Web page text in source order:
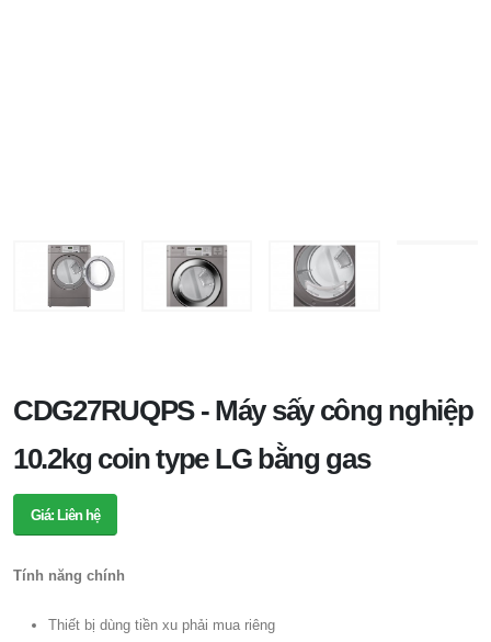
CDG27RUQPS - Máy sấy công nghiệp
10.2kg coin type LG bằng gas
Giá: Liên hệ
Tính năng chính
Thiết bị dùng tiền xu phải mua riêng